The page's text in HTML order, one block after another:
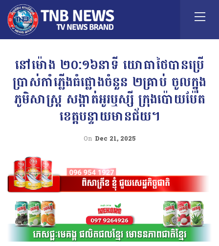
នៅម៉ោង ២០:១៦នាទី យោធាថៃបានប្រើ
ប្រាស់កាំភ្លើងធំផ្លោងចំនួន ២គ្រាប់ ចូលក្នុង
ភូមិសាស្ត្រ សង្កាត់អូរឬស្សី ក្រុងប៉ោយប៉ែត
ខេត្តបន្ទាយមានជ័យ។
On Dec 21, 2025